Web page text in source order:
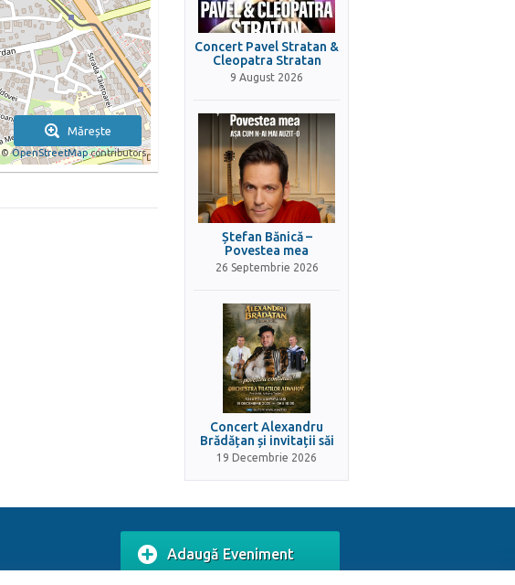
Mărește
©OpenStreetMapcontributors
Concert Pavel Stratan &
Cleopatra Stratan
9 August 2026
Ștefan Bănică –
Povestea mea
26 Septembrie 2026
Concert Alexandru
Brădățan și invitații săi
19 Decembrie 2026
Adaugă Eveniment